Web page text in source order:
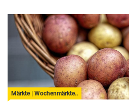
Märkte | Wochenmärkte..